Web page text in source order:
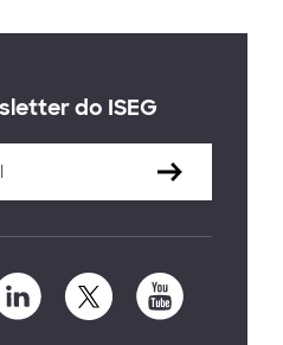
do ISEG